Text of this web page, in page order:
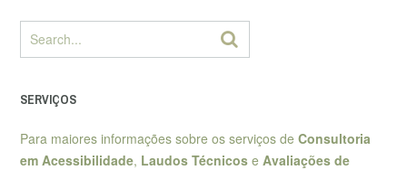
SERVIÇOS
Para maiores informações sobre os serviços de Consultoria
em Acessibilidade, Laudos Técnicos e Avaliações de